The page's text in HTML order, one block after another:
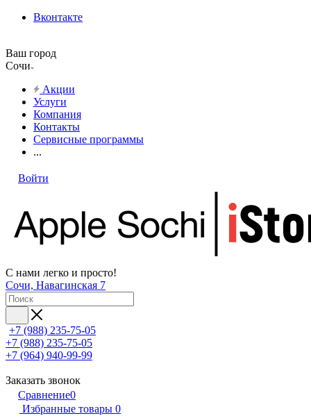
Вконтакте
Ваш город
Сочи
Акции
Услуги
Компания
Контакты
Сервисные программы
...
Войти
С нами легко и просто!
Сочи, Навагинская 7
+7 (988) 235-75-05
+7 (988) 235-75-05
+7 (964) 940-99-99
Заказать звонок
Сравнение0
Избранные товары 0